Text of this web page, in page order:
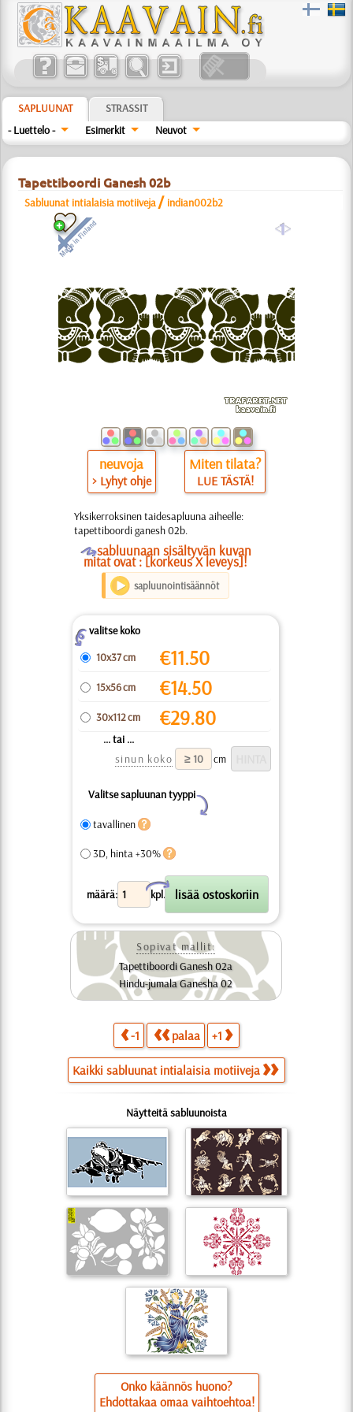
SAPLUUNAT
STRASSIT
- Luettelo -
Esimerkit Neuvot
Tapettiboordi Ganesh 02b
Sabluunat intialaisia motiiveja / indian002b2
a
neuvoja
> Lyhyt ohje
Miten tilata?
LUE TÄSTÄ!
Yksikerroksinen taidesapluuna aiheelle:
tapettiboordi ganesh 02b.
Osabluunaan sisältyvän kuvan
mitat ovat : [korkeus X leveys]!
sapluunointisäännöt
Zvalitse koko
10x37 cm
€11.50
15x56 cm €14.50
30x112 cm €29.80
... tai ...
sinun koko
cm
Valitse sapluunan tyyppi
Y
tavallinen
3D, hinta +30%
määrä: kpl.
X
Sopivat mallit:
Tapettiboordi Ganesh 02a
Hindu-jumala Ganesha 02
-1 palaa +1
Kaikki sabluunat intialaisia motiiveja
Näytteitä sabluunoista
Onko käännös huono?
Ehdottakaa omaa vaihtoehtoa!